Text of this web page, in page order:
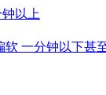
以上
软 一分钟以下甚